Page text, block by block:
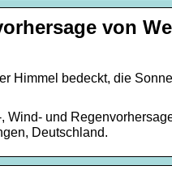
von
Himmel bedeckt, die
und
Deutschland.